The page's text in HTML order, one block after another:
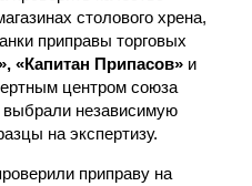
столового хрена,
приправы торговых
«Капитан Припасов» и
центром союза
выбрали независимую
на экспертизу.
приправу на